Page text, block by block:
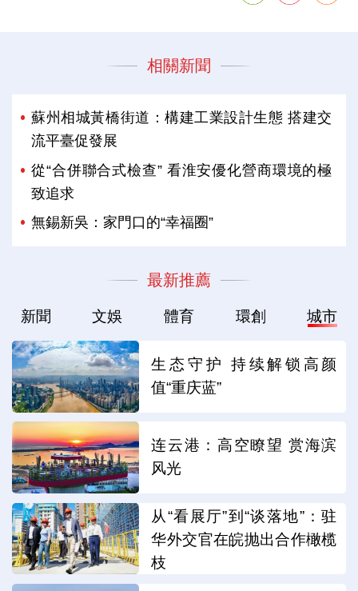
相關新聞
蘇州相城黃橋街道：構建工業設計生態 搭建交
流平臺促發展
從“合併聯合式檢查” 看淮安優化營商環境的極
致追求
無錫新吳：家門口的“幸福圈”
最新推薦
新聞 文娛 體育 環創 城市
生态守护 持续解锁高颜
值“重庆蓝”
连云港：高空瞭望 赏海滨
风光
从“看展厅”到“谈落地”：驻
华外交官在皖抛出合作橄榄
枝